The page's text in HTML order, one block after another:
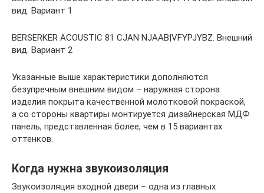
вид. Вариант 1
BERSERKER ACOUSTIC 81 CJAN NJAAB|VFYPJYBZ. Внешний
вид. Вариант 2
Указанные выше характеристики дополняются
безупречным внешним видом – наружная сторона
изделия покрыта качественной молотковой покраской,
а со стороны квартиры монтируется дизайнерская МДФ
панель, представленная более, чем в 15 вариантах
оттенков.
Когда нужна звукоизоляция
Звукоизоляция входной двери – одна из главных